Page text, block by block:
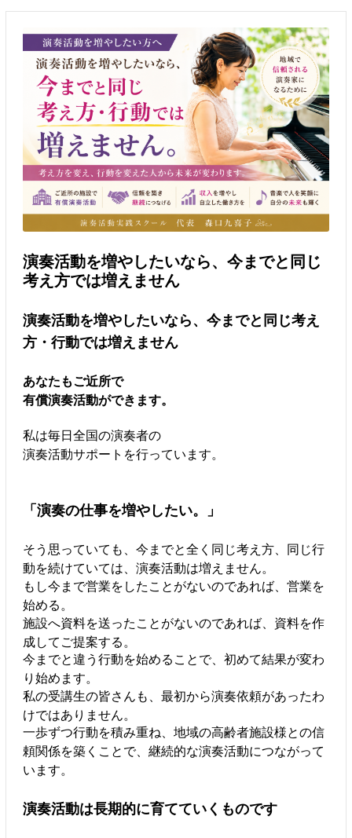
演奏活動を増やしたいなら、今までと同じ
考え方では増えません
演奏活動を増やしたいなら、今までと同じ考え
方・行動では増えません
あなたもご近所で
有償演奏活動ができます。
私は毎日全国の演奏者の
演奏活動サポートを行っています。
「演奏の仕事を増やしたい。」
そう思っていても、今までと全く同じ考え方、同じ行
動を続けていては、演奏活動は増えません。
もし今まで営業をしたことがないのであれば、営業を
始める。
施設へ資料を送ったことがないのであれば、資料を作
成してご提案する。
今までと違う行動を始めることで、初めて結果が変わ
り始めます。
私の受講生の皆さんも、最初から演奏依頼があったわ
けではありません。
一歩ずつ行動を積み重ね、地域の高齢者施設様との信
頼関係を築くことで、継続的な演奏活動につながって
います。
演奏活動は長期的に育てていくものです